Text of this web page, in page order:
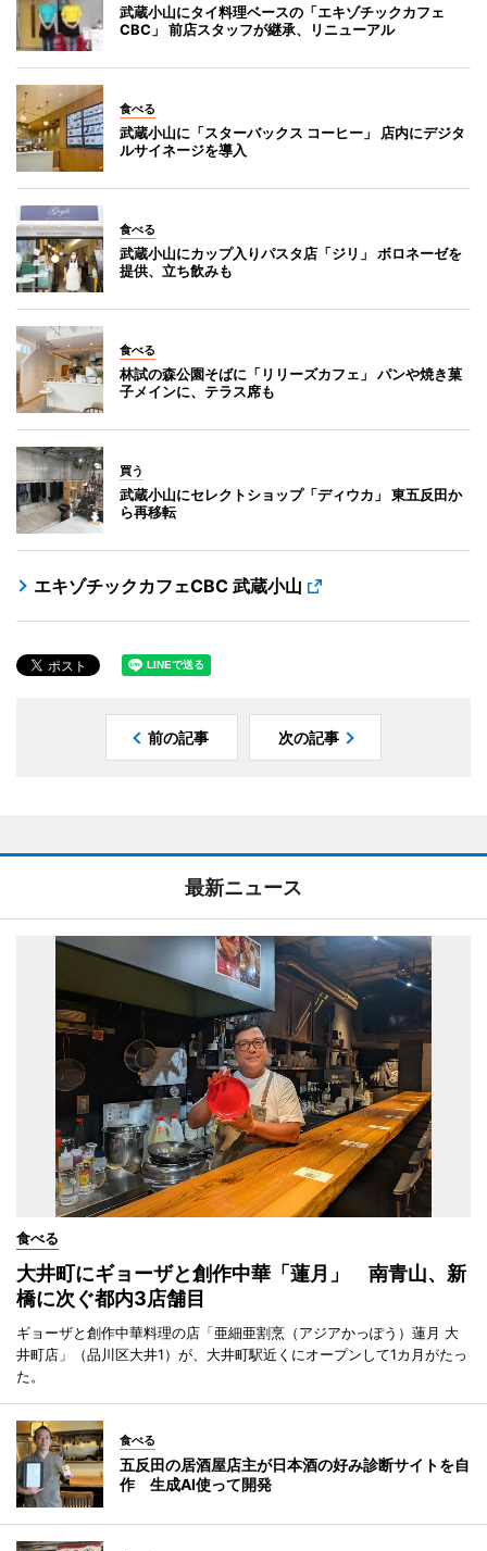
武蔵小山にタイ料理ベースの「エキゾチックカフェ
CBC」 前店スタッフが継承、リニューアル
食べる
武蔵小山に「スターバックス コーヒー」 店内にデジタ
ルサイネージを導入
食べる
武蔵小山にカップ入りパスタ店「ジリ」 ボロネーゼを
提供、立ち飲みも
食べる
林試の森公園そばに「リリーズカフェ」 パンや焼き菓
子メインに、テラス席も
買う
武蔵小山にセレクトショップ「ディウカ」 東五反田か
ら再移転
エキゾチックカフェCBC 武蔵小山
前の記事 次の記事
最新ニュース
食べる
大井町にギョーザと創作中華「蓮月」 南青山、新
橋に次ぐ都内3店舗目
ギョーザと創作中華料理の店「亜細亜割烹（アジアかっぽう）蓮月 大
井町店」（品川区大井1）が、大井町駅近くにオープンして1カ月がたっ
た。
食べる
五反田の居酒屋店主が日本酒の好み診断サイトを自
作 生成AI使って開発